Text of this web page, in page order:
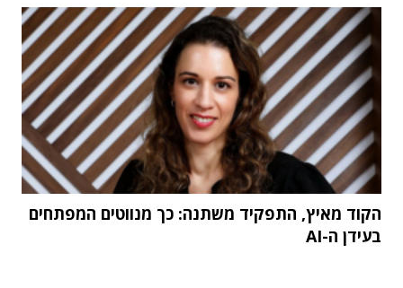
הקוד מאיץ, התפקיד משתנה: כך מנווטים המפתחים
בעידן ה-AI